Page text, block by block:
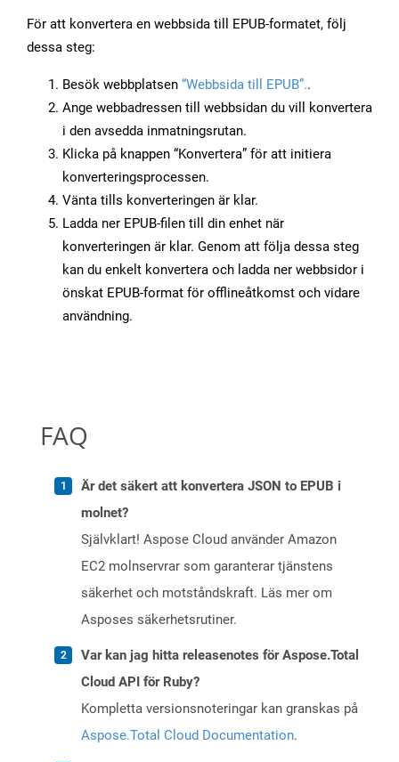
För att konvertera en webbsida till EPUB-formatet, följ
dessa steg:
Besök webbplatsen “Webbsida till EPUB”..
Ange webbadressen till webbsidan du vill konvertera
i den avsedda inmatningsrutan.
Klicka på knappen “Konvertera” för att initiera
konverteringsprocessen.
Vänta tills konverteringen är klar.
Ladda ner EPUB-filen till din enhet när
konverteringen är klar. Genom att följa dessa steg
kan du enkelt konvertera och ladda ner webbsidor i
önskat EPUB-format för offlineåtkomst och vidare
användning.
FAQ
Är det säkert att konvertera JSON to EPUB i
molnet?
Självklart! Aspose Cloud använder Amazon
EC2 molnservrar som garanterar tjänstens
säkerhet och motståndskraft. Läs mer om
Asposes säkerhetsrutiner.
Var kan jag hitta releasenotes för Aspose.Total
Cloud API för Ruby?
Kompletta versionsnoteringar kan granskas på
Aspose.Total Cloud Documentation.